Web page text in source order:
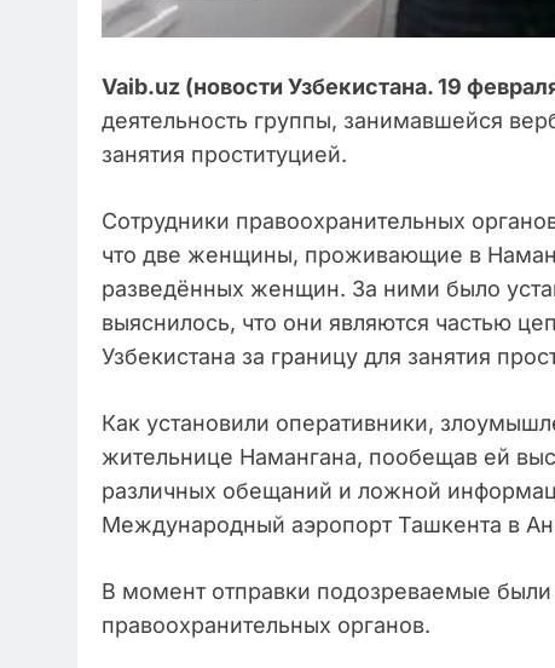
Vaib.uz (новости Узбекистана. 19
деятельность группы, занимавшейся
занятия проституцией.
Сотрудники правоохранительных
что две женщины, проживающие в
разведённых женщин. За ними было
выяснилось, что они являются частью
Узбекистана за границу для занятия
Как установили оперативники,
жительнице Намангана, пообещав ей
различных обещаний и ложной
Международный аэропорт Ташкента в
В момент отправки подозреваемые
правоохранительных органов.